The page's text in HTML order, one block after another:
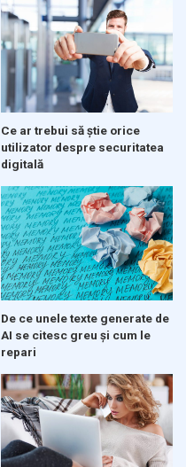
Ce ar trebui să știe orice
utilizator despre securitatea
digitală
De ce unele texte generate de
AI se citesc greu și cum le
repari